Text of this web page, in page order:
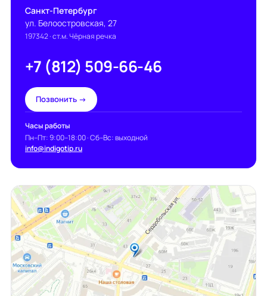
Санкт-Петербург
ул. Белоостровская, 27
197342· ст.м. Чёрная речка
+7 (812) 509-66-46
Позвонить →
Часы работы
Пн–Пт: 9:00–18:00 · Сб–Вс: выходной
info@indigotip.ru